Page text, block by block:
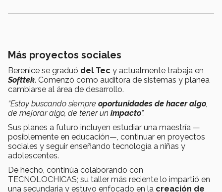
Más proyectos sociales
Berenice se graduó del Tec y actualmente trabaja en
Softtek. Comenzó como auditora de sistemas y planea
cambiarse al área de desarrollo.
“Estoy buscando siempre oportunidades de hacer algo,
de mejorar algo, de tener un impacto”.
Sus planes a futuro incluyen estudiar una maestría —
posiblemente en educación—, continuar en proyectos
sociales y seguir enseñando tecnología a niñas y
adolescentes.
De hecho, continúa colaborando con
TECNOLOCHICAS; su taller más reciente lo impartió en
una secundaria y estuvo enfocado en la creación de